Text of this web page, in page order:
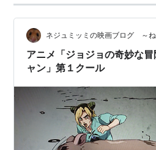
レベルE（2011年、ぴえろと
妖狐×僕SS（2012年）
ジョジョの奇妙な冒険（
ジョジョの奇妙な冒険 スタ
（2014年-2015年）
ジョジョの奇妙な冒険 ダイ
（2016年）
ネジュミッミの映画ブログ ～
アニメ「ジョジョの奇妙な
ャン」第１クール